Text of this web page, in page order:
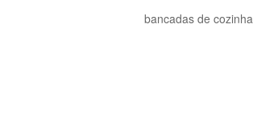
bancadas de